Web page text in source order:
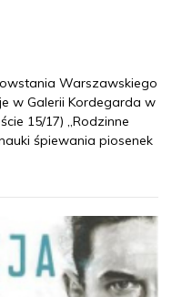
Warszawskiego
w Galerii Kordegarda w
15/17) „Rodzinne
śpiewania piosenek